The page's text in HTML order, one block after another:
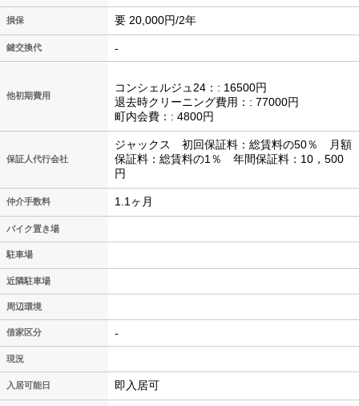
損保 要 20,000円/2年
鍵交換代 -
他初期費用
コンシェルジュ24：: 16500円
退去時クリーニング費用：: 77000円
町内会費：: 4800円
保証人代行会社
ジャックス 初回保証料：総賃料の50％ 月額
保証料：総賃料の1％ 年間保証料：10，500
円
仲介手数料 1.1ヶ月
バイク置き場
駐車場
近隣駐車場
周辺環境
借家区分 -
現況
入居可能日 即入居可